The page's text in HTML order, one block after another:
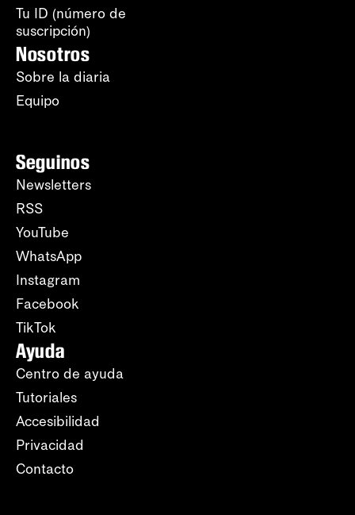
Tu ID (número de
suscripción)
Nosotros
Sobre la diaria
Equipo
Seguinos
Newsletters
RSS
YouTube
WhatsApp
Instagram
Facebook
TikTok
Ayuda
Centro de ayuda
Tutoriales
Accesibilidad
Privacidad
Contacto